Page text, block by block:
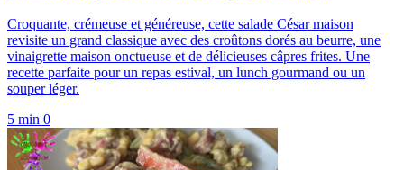
Croquante, crémeuse et généreuse, cette salade César maison
revisite un grand classique avec des croûtons dorés au beurre, une
vinaigrette maison onctueuse et de délicieuses câpres frites. Une
recette parfaite pour un repas estival, un lunch gourmand ou un
souper léger.
5 min 0